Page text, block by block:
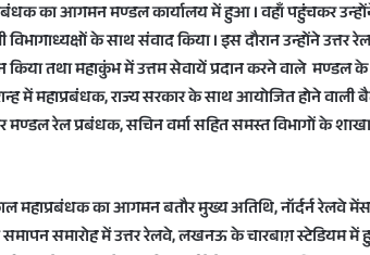
का आगमन मण्डल कार्यालय में हुआ I वहाँ पहुंचकर
के साथ संवाद किया I इस दौरान उन्होंने उत्तर
किया तथा महाकुंभ में उत्तम सेवायें प्रदान करने वाले मण्डल
में महाप्रबंधक, राज्य सरकार के साथ आयोजित होने
रेल प्रबंधक, सचिन वर्मा सहित समस्त विभागों के
महाप्रबंधक का आगमन बतौर मुख्य अतिथि, नॉर्दर्न रेलवे
समारोह में उत्तर रेलवे, लखनऊ के चारबाग़ स्टेडियम में